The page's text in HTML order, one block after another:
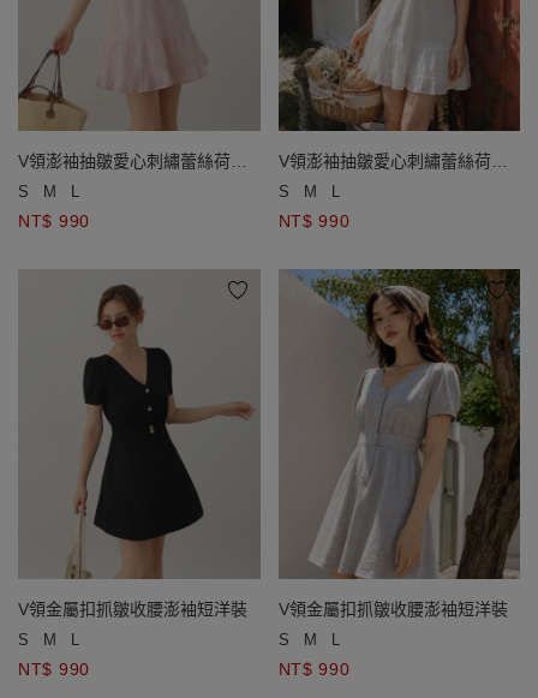
V領澎袖抽皺愛心刺繡蕾絲荷葉
邊短洋裝
S M L
NT$ 990
V領澎袖抽皺愛心刺繡蕾絲荷葉
邊短洋裝
S M L
NT$ 990
V領金屬扣抓皺收腰澎袖短洋裝
S M L
NT$ 990
V領金屬扣抓皺收腰澎袖短洋裝
S M L
NT$ 990